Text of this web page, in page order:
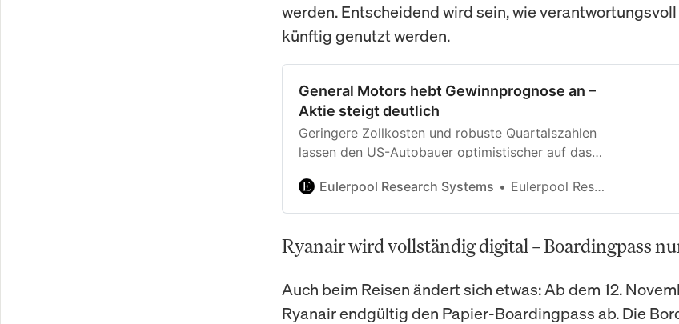
werden. Entscheidend wird sein, wie
künftig genutzt werden.
General Motors hebt Gewinnprognose an –
Aktie steigt deutlich
Geringere Zollkosten und robuste Quartalszahlen
lassen den US-Autobauer optimistischer auf das
Eulerpool Research Systems
Eulerpool Research Systems
Ryanair wird vollständig digital – Boardingpass
Auch beim Reisen ändert sich etwas: Ab dem 12.
Ryanair endgültig den Papier-Boardingpass ab. Die